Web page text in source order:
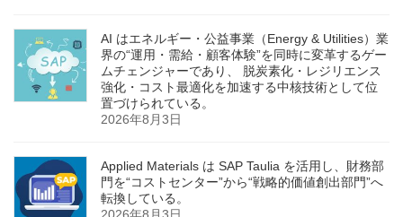
AI はエネルギー・公益事業（Energy & Utilities）業
界の“運用・需給・顧客体験”を同時に変革するゲー
ムチェンジャーであり、 脱炭素化・レジリエンス
強化・コスト最適化を加速する中核技術として位
置づけられている。
2026年8月3日
Applied Materials は SAP Taulia を活用し、財務部
門を“コストセンター”から“戦略的価値創出部門”へ
転換している。
2026年8月3日